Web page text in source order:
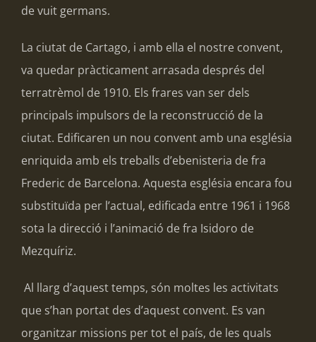
de vuit germans.
La ciutat de Cartago, i amb ella el nostre convent,
va quedar pràcticament arrasada després del
terratrèmol de 1910. Els frares van ser dels
principals impulsors de la reconstrucció de la
ciutat. Edificaren un nou convent amb una església
enriquida amb els treballs d’ebenisteria de fra
Frederic de Barcelona. Aquesta església encara fou
substituïda per l’actual, edificada entre 1961 i 1968
sota la direcció i l’animació de fra Isidoro de
Mezquíriz.
Al llarg d’aquest temps, són moltes les activitats
que s’han portat des d’aquest convent. Es van
organitzar missions per tot el país, de les quals